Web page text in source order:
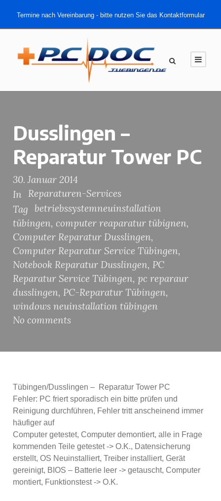
Termine nach Vereinbarung - bitte nutzen Sie das Kontaktformular
Dusslingen –
Reparatur Tower PC
30. Januar 2014
In
Reparaturen-Services
Tag
betriebssystemneuinstallation
tübingen, computer reaparatur tübignen,
Computer Reparatur Dusslingen,
Computer Reparatur Service Tübingen,
Notebook Reparatur Dusslingen, PC
Reparatur Service Tübingen, pc reparaur
dusslingen, PC-Reparatur Tübingen,
windows neuinstallation tübingen
No comments
Tübingen/Dusslingen – Reparatur Tower PC
Fehler: PC friert sporadisch ein bitte prüfen und
Reinigung durchführen, Fehler tritt anscheinend immer
häufiger auf
Computer getestet, Computer demontiert, alle in Frage
kommenden Teile getestet -> O.K., Datensicherung
erstellt, OS Neuinstalliert, Treiber installiert, Gerät
gereinigt, BIOS – Batterie leer -> getauscht, Computer
montiert, Funktionstest -> O.K.